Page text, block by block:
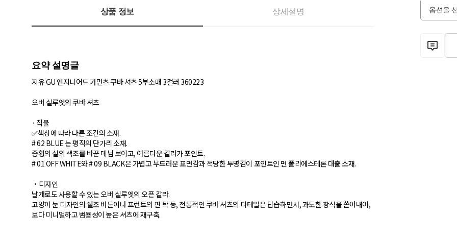
옵션을
상품 정보 상세설명
요약 설명글
지유 GU 엔지니어드 가먼츠 쿠바 셔츠 5부소매 3컬러 360223
오버 실루엣의 쿠바 셔츠
· 직물
✅색상에 따라 다른 조건의 소재.
# 62 BLUE 는 평직의 단가리 소재.
종횡의 실의 색조를 바꾼 데님 보이고, 여름다운 칼라가 포인트.
# 01 OFF WHITE와 # 09 BLACK은 가볍고 부드러운 표면감과 적당한 투명감이 포인트인 면 폴리에스테론 대출 소재.
・디자인
날개로도 사용할 수 있는 오버 실루엣의 오픈 칼라.
고양이 눈 디자인의 쉘조 버튼이나 프런트의 핀 탁 등, 전통적인 쿠바 셔츠의 디테일은 답습하면서, 과도한 장식을 쏟아내어,
보다 미니멀하고 범용성이 높은 셔츠에 재구축.